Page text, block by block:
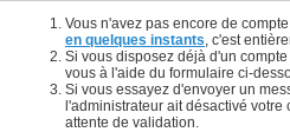
Vous n'avez pas encore de
en quelques instants , c'est
Si vous disposez déjà d'un
vous à l'aide du formulaire ci-
Si vous essayez d'envoyer un
l'administrateur ait désactivé votre
attente de validation.